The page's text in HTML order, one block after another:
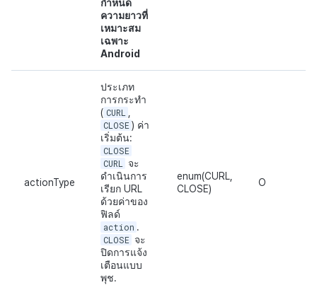
กำหนด
ความยาวที่
เหมาะสม
เฉพาะ
Android
actionType
ประเภท
การกระทำ
( CURL ,
CLOSE ) ค่า
เริ่มต้น:
CLOSE
CURL จะ
ดำเนินการ
เรียก URL
ด้วยค่าของ
ฟิลด์
action .
CLOSE จะ
ปิดการแจ้ง
เตือนแบบ
พุช.
enum(CURL,
CLOSE)
O